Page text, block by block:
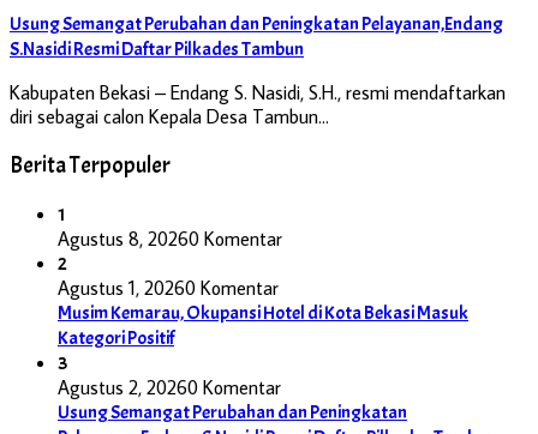
Usung Semangat Perubahan dan Peningkatan Pelayanan,Endang
S.Nasidi Resmi Daftar Pilkades Tambun
Kabupaten Bekasi – Endang S. Nasidi, S.H., resmi mendaftarkan
diri sebagai calon Kepala Desa Tambun…
Berita Terpopuler
1
Agustus 8, 20260 Komentar
2
Agustus 1, 20260 Komentar
Musim Kemarau, Okupansi Hotel di Kota Bekasi Masuk
Kategori Positif
3
Agustus 2, 20260 Komentar
Usung Semangat Perubahan dan Peningkatan